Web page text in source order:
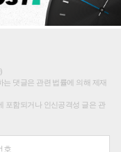
댓글은 관련 법률에 의해 제재
포함되거나 인신공격성 글은 관